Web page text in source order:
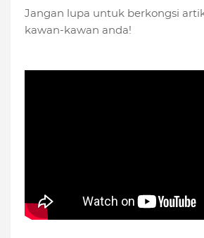
Jangan lupa untuk berkongsi
kawan-kawan anda!